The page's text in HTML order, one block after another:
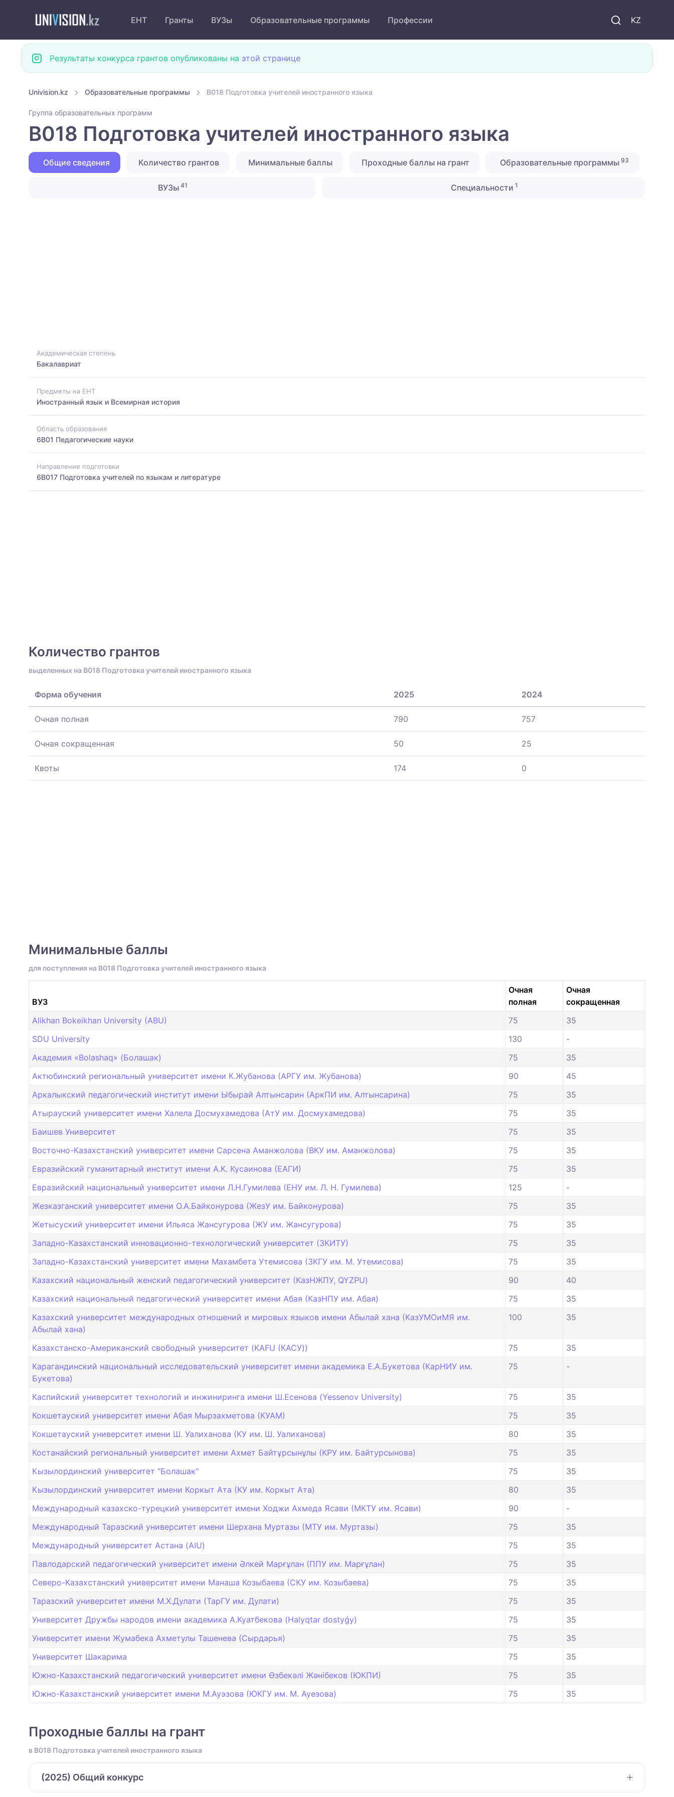
KZ
ЕНТ Гранты ВУЗы Образовательные программы Профессии
Результаты конкурса грантов опубликованы на этой странице
Univision.kz Образовательные программы B018 Подготовка учителей иностранного языка
Группа образовательных программ
B018 Подготовка учителей иностранного языка
Общие сведения Количество грантов Минимальные баллы Проходные баллы на грант Образовательные программы 93
ВУЗы 41 Специальности 1
Академическая степень
Бакалавриат
Предметы на ЕНТ
Иностранный язык и Всемирная история
Область образования
6B01 Педагогические науки
Направление подготовки
6B017 Подготовка учителей по языкам и литературе
Количество грантов
выделенных на B018 Подготовка учителей иностранного языка
Форма обучения 2025 2024
Очная полная 790 757
Очная сокращенная 50 25
Квоты 174 0
Минимальные баллы
для поступления на B018 Подготовка учителей иностранного языка
ВУЗ
Очная
полная
Очная
сокращенная
Alikhan Bokeikhan University (ABU)
75
35
SDU University
130
-
Академия «Bolashaq» (Болашак)
75
35
Актюбинский региональный университет имени К.Жубанова (АРГУ им. Жубанова)
90
45
Аркалыкский педагогический институт имени Ыбырай Алтынсарин (АркПИ им. Алтынсарина)
75
35
Атырауский университет имени Халела Досмухамедова (АтУ им. Досмухамедова)
75
35
Баишев Университет
75
35
Восточно-Казахстанский университет имени Сарсена Аманжолова (ВКУ им. Аманжолова)
75
35
Евразийский гуманитарный институт имени А.К. Кусаинова (ЕАГИ)
75
35
Евразийский национальный университет имени Л.Н.Гумилева (ЕНУ им. Л. Н. Гумилева)
125
-
Жезказганский университет имени О.А.Байконурова (ЖезУ им. Байконурова)
75
35
Жетысуский университет имени Ильяса Жансугурова (ЖУ им. Жансугурова)
75
35
Западно-Казахстанский инновационно-технологический университет (ЗКИТУ)
75
35
Западно-Казахстанский университет имени Махамбета Утемисова (ЗКГУ им. М. Утемисова)
75
35
Казахский национальный женский педагогический университет (КазНЖПУ, QYZPU)
90
40
Казахский национальный педагогический университет имени Абая (КазНПУ им. Абая)
75
35
Казахский университет международных отношений и мировых языков имени Абылай хана (КазУМОиМЯ им.
Абылай хана)
100 35
Казахстанско-Американский свободный университет (KAFU (КАСУ)) 75
35
Карагандинский национальный исследовательский университет имени академика Е.А.Букетова (КарНИУ им.
Букетова)
75 -
Каспийский университет технологий и инжиниринга имени Ш.Есенова (Yessenov University) 75
35
Кокшетауский университет имени Абая Мырзахметова (КУАМ)
75
35
Кокшетауский университет имени Ш. Уалиханова (КУ им. Ш. Уалиханова)
80
35
Костанайский региональный университет имени Ахмет Байтұрсынұлы (КРУ им. Байтурсынова)
75
35
Кызылординский университет "Болашак"
75
35
Кызылординский университет имени Коркыт Ата (КУ им. Коркыт Ата)
80
35
Международный казахско-турецкий университет имени Ходжи Ахмеда Ясави (МКТУ им. Ясави)
90
-
Международный Таразский университет имени Шерхана Муртазы (МТУ им. Муртазы)
75
35
Международный университет Астана (AIU)
75
35
Павлодарский педагогический университет имени Әлкей Марғұлан (ППУ им. Марғұлан)
75
35
Северо-Казахстанский университет имени Манаша Козыбаева (СКУ им. Козыбаева)
75
35
Таразский университет имени М.Х.Дулати (ТарГУ им. Дулати)
75
35
Университет Дружбы народов имени академика А.Куатбекова (Halyqtar dostyǵy)
75
35
Университет имени Жумабека Ахметулы Ташенева (Сырдарья)
75
35
Университет Шакарима
75
35
Южно-Казахстанский педагогический университет имени Өзбекәлі Жәнібеков (ЮКПИ)
75
35
Южно-Казахстанский университет имени М.Ауэзова (ЮКГУ им. М. Ауезова)
75 35
Проходные баллы на грант
в B018 Подготовка учителей иностранного языка
(2025) Общий конкурс